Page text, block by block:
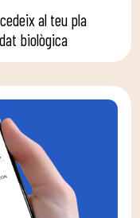
al teu pla
biològica